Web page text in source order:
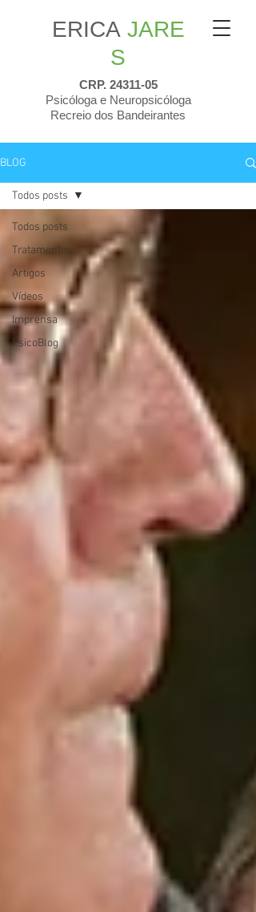
ERICA JARE
S
CRP. 24311-05
Psicóloga e Neuropsicóloga
Recreio dos Bandeirantes
BLOG
Todos posts
Tratamentos
Artigos
Vídeos
Imprensa
PsicoBlog
Todos posts